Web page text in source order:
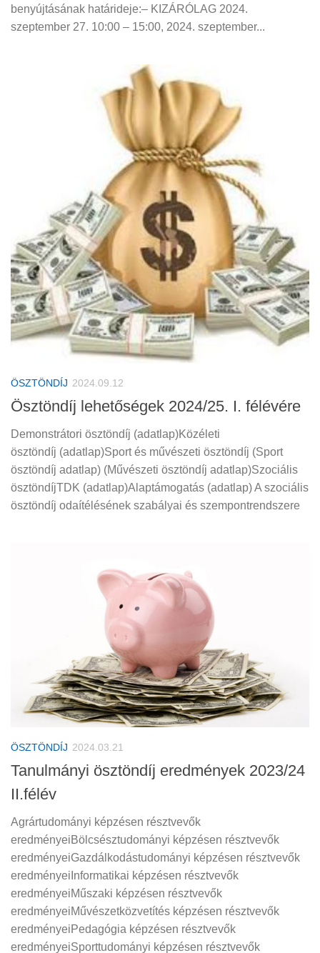
benyújtásának határideje:– KIZÁRÓLAG 2024.
szeptember 27. 10:00 – 15:00, 2024. szeptember...
ÖSZTÖNDÍJ 2024.09.12
Ösztöndíj lehetőségek 2024/25. I. félévére
Demonstrátori ösztöndíj (adatlap)Közéleti
ösztöndíj (adatlap)Sport és művészeti ösztöndíj (Sport
ösztöndíj adatlap) (Művészeti ösztöndíj adatlap)Szociális
ösztöndíjTDK (adatlap)Alaptámogatás (adatlap) A szociális
ösztöndíj odaítélésének szabályai és szempontrendszere
ÖSZTÖNDÍJ 2024.03.21
Tanulmányi ösztöndíj eredmények 2023/24
II.félév
Agrártudományi képzésen résztvevők
eredményeiBölcsésztudományi képzésen résztvevők
eredményeiGazdálkodástudományi képzésen résztvevők
eredményeiInformatikai képzésen résztvevők
eredményeiMűszaki képzésen résztvevők
eredményeiMűvészetközvetítés képzésen résztvevők
eredményeiPedagógia képzésen résztvevők
eredményeiSporttudományi képzésen résztvevők